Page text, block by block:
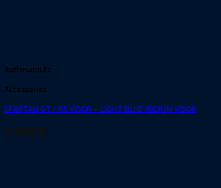
สินค้าหมดแล้ว
Accessories
SPARTAN GT / RS VISOR – LIGHT BLUE IRIDIUM VISOR
2,800 ฿